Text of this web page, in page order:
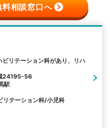
相談窓口へ
リテーション科があり、リハ
24195-56
駅
リテーション科/小児科